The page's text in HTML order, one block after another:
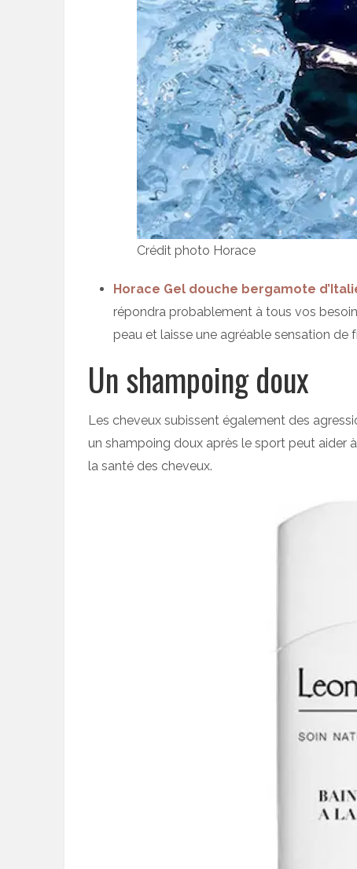
Crédit photo Horace
Horace Gel douche bergamote
répondra probablement à tous vos
peau et laisse une agréable sensation de
Un shampoing doux
Les cheveux subissent également des
un shampoing doux après le sport peut aider
la santé des cheveux.